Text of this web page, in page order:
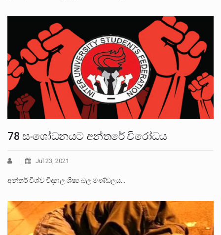
78 සංශෝධනයට අන්තරේ විරෝධය
Jul 23, 2021
අන්තර් විශ්ව විද්‍යාල ශිෂ්‍ය බල මණ්ඩලය…